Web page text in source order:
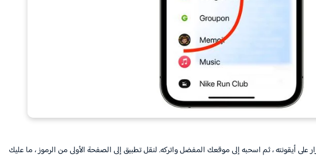
أيقونته ، ثم اسحبه إلى موقعك المفضل واتركه. لنقل تطبيق إلى الصفحة الأولى من الرموز ، ما عليك